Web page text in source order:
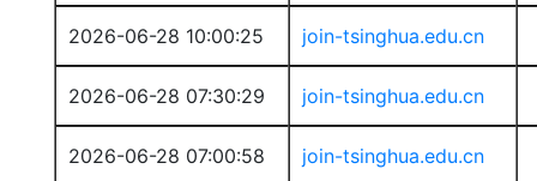
2026-06-28 10:00:25 join-tsinghua.edu.cn
2026-06-28 07:30:29 join-tsinghua.edu.cn
2026-06-28 07:00:58 join-tsinghua.edu.cn